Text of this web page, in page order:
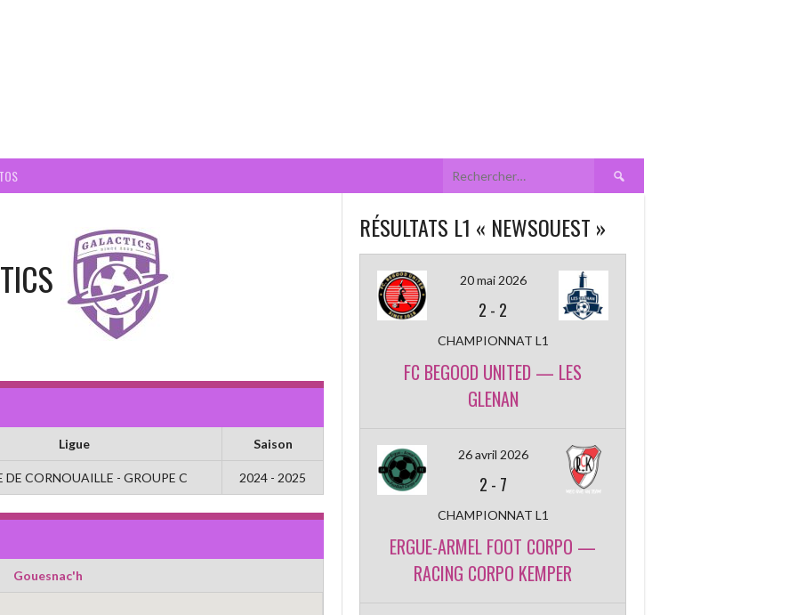
Rechercher :
Ligue Saison
DE CORNOUAILLE - GROUPE C 2024 - 2025
Gouesnac'h
RÉSULTATS L1 « NEWSOUEST »
20 mai 2026
2 - 2
CHAMPIONNAT L1
FC BEGOOD UNITED — LES
GLENAN
26 avril 2026
2 - 7
CHAMPIONNAT L1
ERGUE-ARMEL FOOT CORPO —
RACING CORPO KEMPER